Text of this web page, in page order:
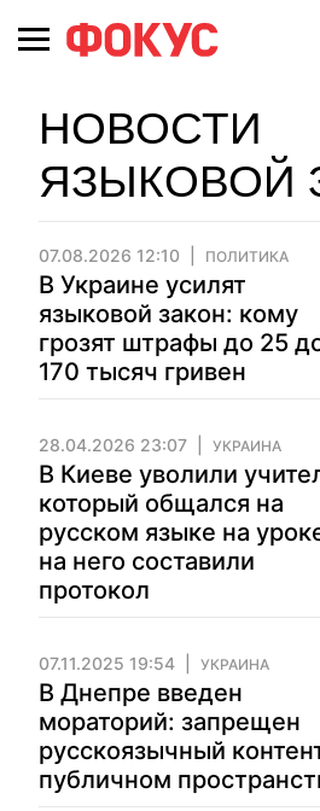
НОВОСТИ
ЯЗЫКОВОЙ
07.08.2026 12:10 ПОЛИТИКА
В Украине усилят
языковой закон: кому
грозят штрафы до 25
170 тысяч гривен
28.04.2026 23:07 УКРАИНА
В Киеве уволили
который общался на
русском языке на
на него составили
протокол
07.11.2025 19:54 УКРАИНА
В Днепре введен
мораторий: запрещен
русскоязычный
публичном